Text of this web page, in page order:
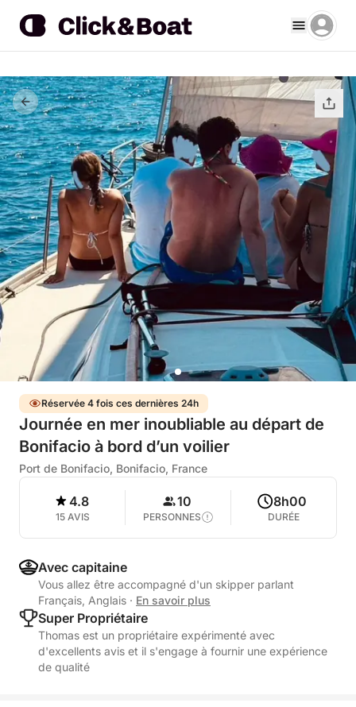
Réservée 4 fois ces dernières 24h
Journée en mer inoubliable au départ de
Bonifacio à bord d’un voilier
Port de Bonifacio, Bonifacio, France
4.8
15 AVIS
10
PERSONNES
8h00
DURÉE
Avec capitaine
Vous allez être accompagné d'un skipper parlant
Français, Anglais · En savoir plus
Super Propriétaire
Thomas est un propriétaire expérimenté avec
d'excellents avis et il s'engage à fournir une expérience
de qualité